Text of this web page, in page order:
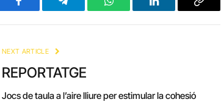
Facebook Telegram WhatsAppLinkedIn Copy
NEXT ARTICLE
REPORTATGE
Jocs de taula a l’aire lliure per estimular la cohesió